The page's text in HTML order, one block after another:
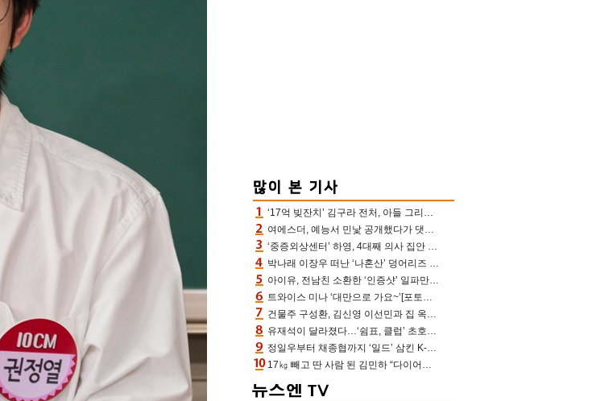
‘17억 빚잔치’ 김구라 전처, 아들 그리는 “나 뿐인데” 친엄마 챙기는 효심 눈길
여에스더, 예능서 민낯 공개했다가 댓글에 충격 “눈 왜 저렇게 처졌냐고”(에스더TV)
‘중증외상센터’ 하영, 4대째 의사 집안 인증 “증조부, 고종 황제 진료”(옥문아)[어제TV]
박나래 이장우 떠난 ‘나혼산’ 덩어리즈 왔다, 1인 1케이크에 팜유 전현무 충격[어제TV]
아이유, 전남친 소환한 ‘인증샷’ 일파만파 속…남사친 변우석 선물도 남겼나 ‘훈훈’
트와이스 미나 ‘대만으로 가요~’[포토엔HD]
건물주 구성환, 김신영 이선민과 집 옥상서 41만원 한우 파티 “화력이 성화봉송”(나혼산)
유재석이 달라졌다…‘쉼표, 클럽’ 초호화 코스에 주우재도 감탄 (놀면 뭐하니?)
정일우부터 채종협까지 ‘일드’ 삼킨 K-배우들의 매서운 돌풍
17㎏ 빼고 딴 사람 된 김민하 “다이어트 화제돼 깜짝, 이럴 일인가”(전현무계획4)[어제TV]